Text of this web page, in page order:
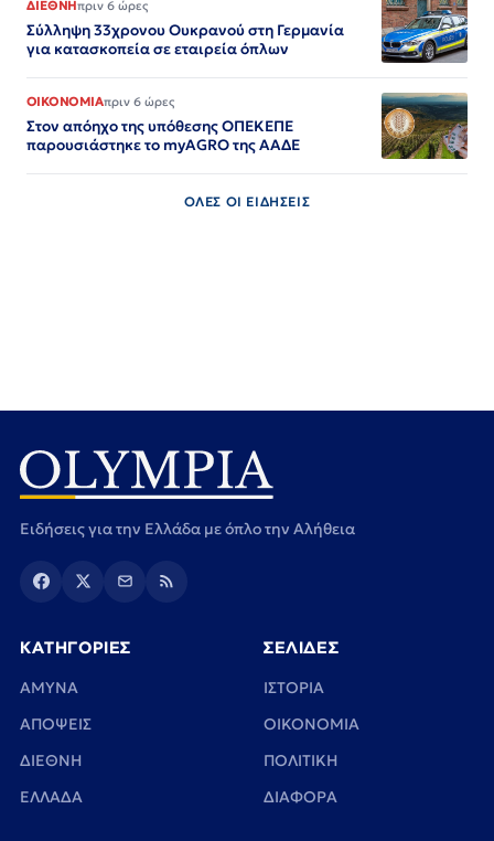
ΔΙΕΘΝΗπριν 6 ώρες
Σύλληψη 33χρονου Ουκρανού στη Γερμανία
για κατασκοπεία σε εταιρεία όπλων
ΟΙΚΟΝΟΜΙΑπριν 6 ώρες
Στον απόηχο της υπόθεσης ΟΠΕΚΕΠΕ
παρουσιάστηκε το myAGRO της ΑΑΔΕ
ΟΛΕΣ ΟΙ ΕΙΔΗΣΕΙΣ
Ειδήσεις για την Ελλάδα με όπλο την Αλήθεια
ΚΑΤΗΓΟΡΙΕΣ
ΑΜΥΝΑ
ΑΠΟΨΕΙΣ
ΔΙΕΘΝΗ
ΕΛΛΑΔΑ
ΣΕΛΙΔΕΣ
ΙΣΤΟΡΙΑ
ΟΙΚΟΝΟΜΙΑ
ΠΟΛΙΤΙΚΗ
ΔΙΑΦΟΡΑ